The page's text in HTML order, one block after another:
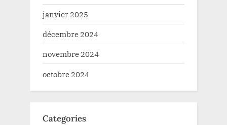
janvier 2025
décembre 2024
novembre 2024
octobre 2024
Categories